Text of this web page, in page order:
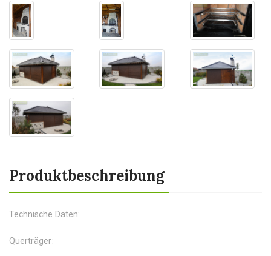
Produktbeschreibung
Technische Daten:
Querträger: